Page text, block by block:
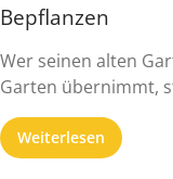
Bepflanzen
Wer seinen alten
Garten übernimmt,
Weiterlesen